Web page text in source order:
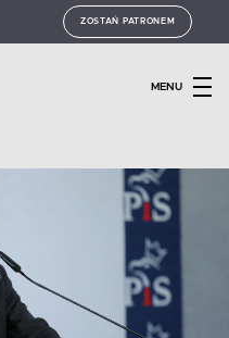
ZOSTAŃ PATRONEM
MENU